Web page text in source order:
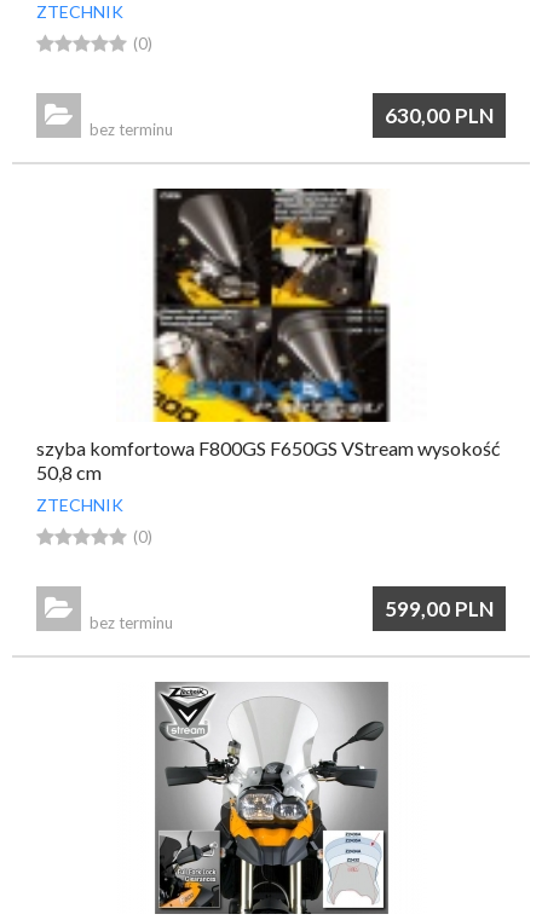
ZTECHNIK
 (0)
630,00 PLN

bez terminu
szyba komfortowa F800GS F650GS VStream wysokość
50,8 cm
ZTECHNIK
 (0)
599,00 PLN

bez terminu